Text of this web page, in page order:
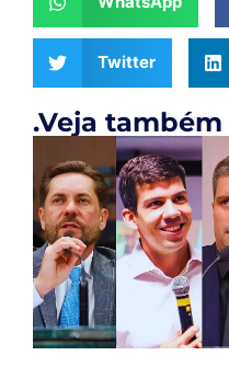
Twitter
.Veja também